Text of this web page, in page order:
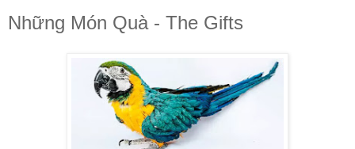
Những Món Quà - The Gifts